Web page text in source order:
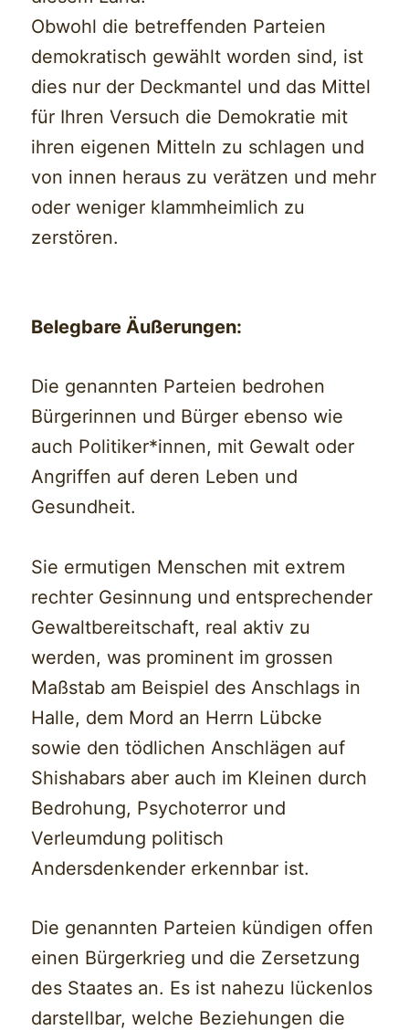
Obwohl die betreffenden Parteien
demokratisch gewählt worden sind, ist
dies nur der Deckmantel und das Mittel
für Ihren Versuch die Demokratie mit
ihren eigenen Mitteln zu schlagen und
von innen heraus zu verätzen und mehr
oder weniger klammheimlich zu
zerstören.
Belegbare Äußerungen:
Die genannten Parteien bedrohen
Bürgerinnen und Bürger ebenso wie
auch Politiker*innen, mit Gewalt oder
Angriffen auf deren Leben und
Gesundheit.
Sie ermutigen Menschen mit extrem
rechter Gesinnung und entsprechender
Gewaltbereitschaft, real aktiv zu
werden, was prominent im grossen
Maßstab am Beispiel des Anschlags in
Halle, dem Mord an Herrn Lübcke
sowie den tödlichen Anschlägen auf
Shishabars aber auch im Kleinen durch
Bedrohung, Psychoterror und
Verleumdung politisch
Andersdenkender erkennbar ist.
Die genannten Parteien kündigen offen
einen Bürgerkrieg und die Zersetzung
des Staates an. Es ist nahezu lückenlos
darstellbar, welche Beziehungen die